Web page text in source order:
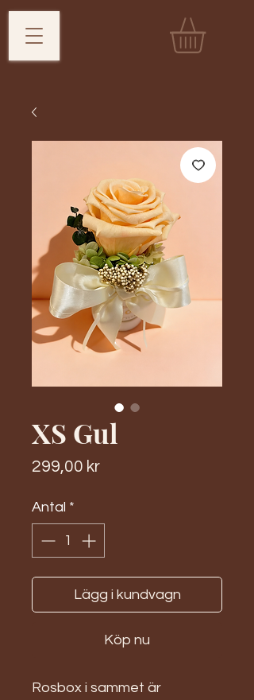
XS Gul
299,00 krPris
Antal *
Lägg i kundvagn
Köp nu
Rosbox i sammet är